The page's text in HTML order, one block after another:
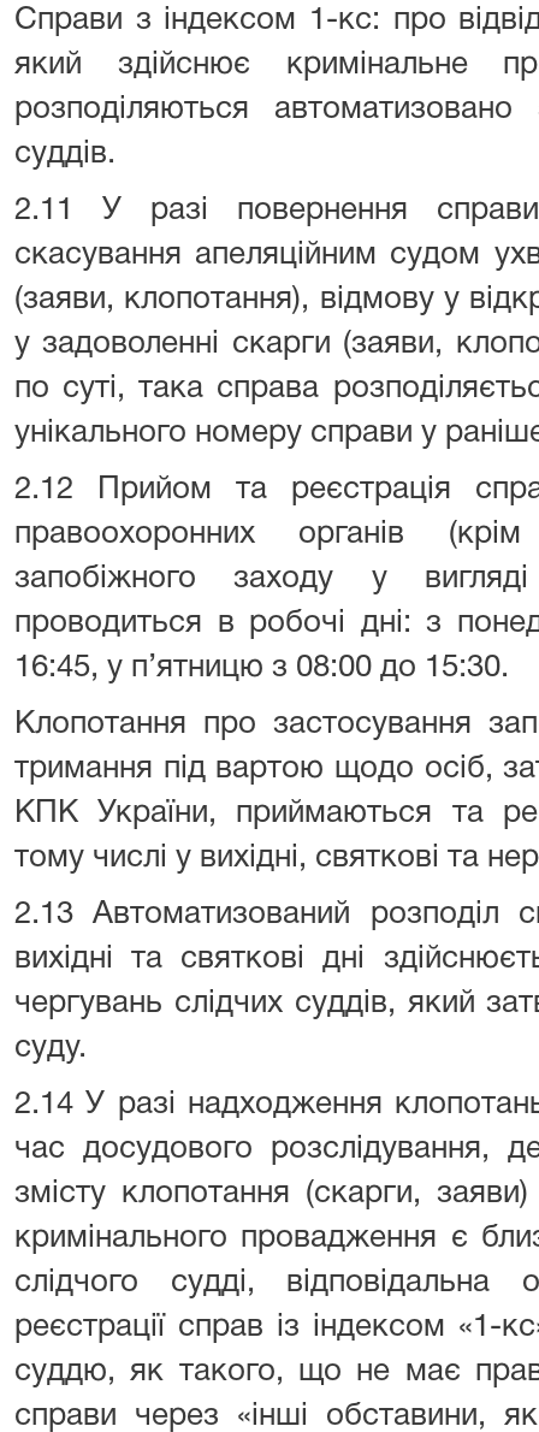
Справи з індексом 1-кс: про
який здійснює кримінальне
розподіляються
суддів.
2.11 У разі повернення
скасування апеляційним судом
(заяви, клопотання), відмову у
у задоволенні скарги (заяви,
по суті, така справа
унікального номеру справи у
2.12 Прийом та реєстрація
правоохоронних органів
запобіжного заходу у
проводиться в робочі дні: з
16:45, у п’ятницю з 08:00 до 15:30.
Клопотання про застосування
тримання під вартою щодо осіб,
КПК України, приймаються та
тому числі у вихідні, святкові та
2.13 Автоматизований розподіл
вихідні та святкові дні
чергувань слідчих суддів, який
суду.
2.14 У разі надходження
час досудового розслідування,
змісту клопотання (скарги,
кримінального провадження є
слідчого судді,
реєстрації справ із індексом «1-
суддю, як такого, що не має
справи через «інші обставини,